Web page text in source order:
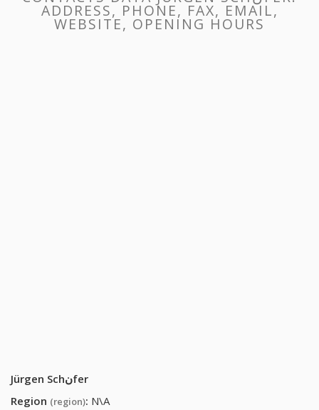
ADDRESS, PHONE, FAX, EMAIL,
WEBSITE, OPENING HOURS
Jürgen Schنfer
Region (region): N\A